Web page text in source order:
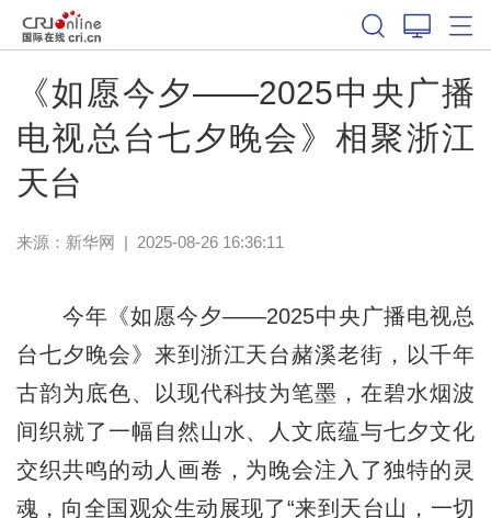
《如愿今夕——2025中央广播
电视总台七夕晚会》相聚浙江
天台
来源： 新华网 | 2025-08-26 16:36:11
今年《如愿今夕——2025中央广播电视总
台七夕晚会》来到浙江天台赭溪老街，以千年
古韵为底色、以现代科技为笔墨，在碧水烟波
间织就了一幅自然山水、人文底蕴与七夕文化
交织共鸣的动人画卷，为晚会注入了独特的灵
魂，向全国观众生动展现了“来到天台山，一切